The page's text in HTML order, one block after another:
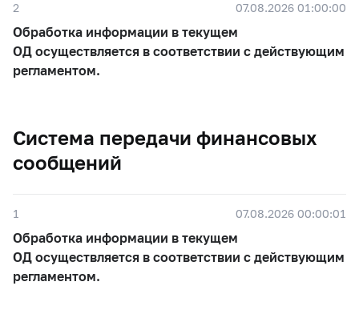
2 07.08.2026 01:00:00
Обработка информации в текущем
ОД осуществляется в соответствии с действующим
регламентом.
Система передачи финансовых
сообщений
1 07.08.2026 00:00:01
Обработка информации в текущем
ОД осуществляется в соответствии с действующим
регламентом.